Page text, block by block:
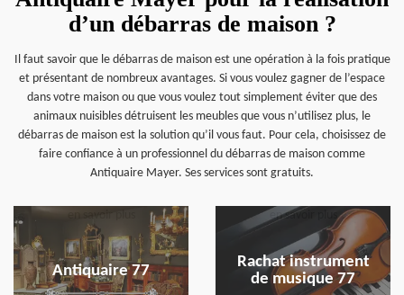
d’un débarras de maison ?
Il faut savoir que le débarras de maison est une opération à la fois pratique
et présentant de nombreux avantages. Si vous voulez gagner de l’espace
dans votre maison ou que vous voulez tout simplement éviter que des
animaux nuisibles détruisent les meubles que vous n’utilisez plus, le
débarras de maison est la solution qu’il vous faut. Pour cela, choisissez de
faire confiance à un professionnel du débarras de maison comme
Antiquaire Mayer. Ses services sont gratuits.
Antiquaire 77
en savoir plus
Rachat instrument
de musique 77
en savoir plus